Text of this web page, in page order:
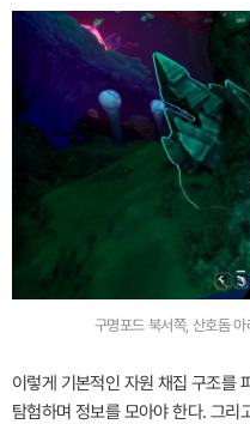
구명포드 북서쪽, 산호돔
이렇게 기본적인 자원 채집 구조를
탐험하며 정보를 모아야 한다. 그리